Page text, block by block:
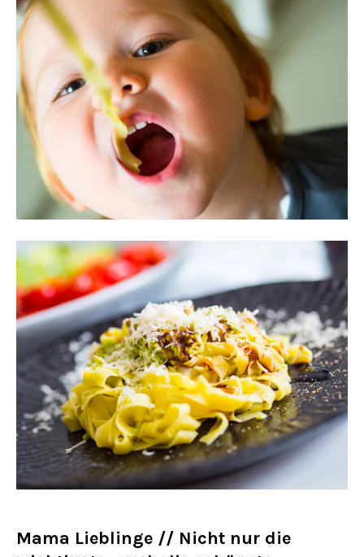
Mama Lieblinge // Nicht nur die